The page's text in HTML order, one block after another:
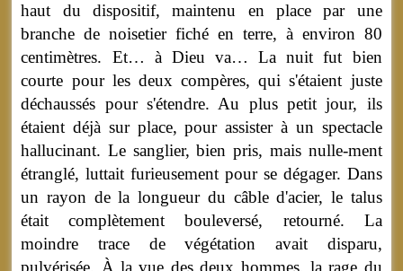
haut du dispositif, maintenu en place par une
branche de noisetier fiché en terre, à environ 80
centimètres. Et… à Dieu va… La nuit fut bien
courte pour les deux compères, qui s'étaient juste
déchaussés pour s'étendre. Au plus petit jour, ils
étaient déjà sur place, pour assister à un spectacle
hallucinant. Le sanglier, bien pris, mais nulle-ment
étranglé, luttait furieusement pour se dégager. Dans
un rayon de la longueur du câble d'acier, le talus
était complètement bouleversé, retourné. La
moindre trace de végétation avait disparu,